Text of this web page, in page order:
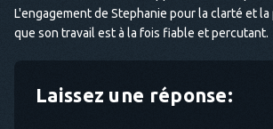
L'engagement de Stephanie pour la clarté et
que son travail est à la fois fiable et percutant.
Laissez une réponse: